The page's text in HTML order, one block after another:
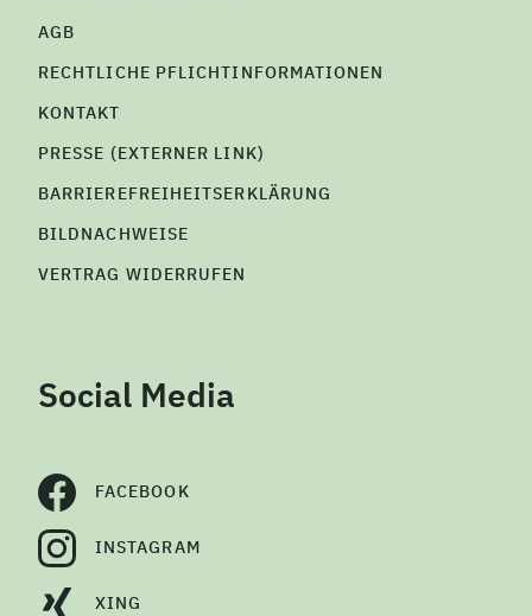
AGB
RECHTLICHE PFLICHTINFORMATIONEN
KONTAKT
PRESSE (EXTERNER LINK)
BARRIEREFREIHEITSERKLÄRUNG
BILDNACHWEISE
VERTRAG WIDERRUFEN
Social Media
FACEBOOK
INSTAGRAM
XING